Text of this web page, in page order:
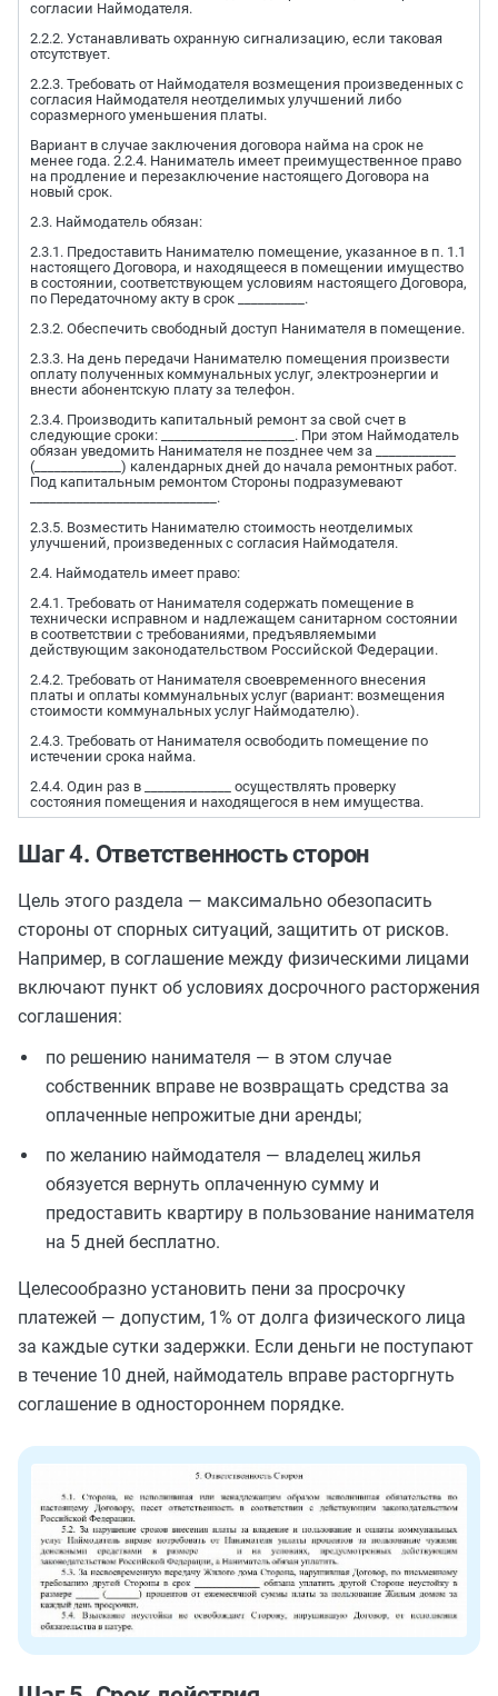
согласии Наймодателя.
2.2.2. Устанавливать охранную сигнализацию, если таковая
отсутствует.
2.2.3. Требовать от Наймодателя возмещения произведенных с
согласия Наймодателя неотделимых улучшений либо
соразмерного уменьшения платы.
Вариант в случае заключения договора найма на срок не
менее года. 2.2.4. Наниматель имеет преимущественное право
на продление и перезаключение настоящего Договора на
новый срок.
2.3. Наймодатель обязан:
2.3.1. Предоставить Нанимателю помещение, указанное в п. 1.1
настоящего Договора, и находящееся в помещении имущество
в состоянии, соответствующем условиям настоящего Договора,
по Передаточному акту в срок __________.
2.3.2. Обеспечить свободный доступ Нанимателя в помещение.
2.3.3. На день передачи Нанимателю помещения произвести
оплату полученных коммунальных услуг, электроэнергии и
внести абонентскую плату за телефон.
2.3.4. Производить капитальный ремонт за свой счет в
следующие сроки: ____________________. При этом Наймодатель
обязан уведомить Нанимателя не позднее чем за ____________
(_____________) календарных дней до начала ремонтных работ.
Под капитальным ремонтом Стороны подразумевают
____________________________.
2.3.5. Возместить Нанимателю стоимость неотделимых
улучшений, произведенных с согласия Наймодателя.
2.4. Наймодатель имеет право:
2.4.1. Требовать от Нанимателя содержать помещение в
технически исправном и надлежащем санитарном состоянии
в соответствии с требованиями, предъявляемыми
действующим законодательством Российской Федерации.
2.4.2. Требовать от Нанимателя своевременного внесения
платы и оплаты коммунальных услуг (вариант: возмещения
стоимости коммунальных услуг Наймодателю).
2.4.3. Требовать от Нанимателя освободить помещение по
истечении срока найма.
2.4.4. Один раз в _____________ осуществлять проверку
состояния помещения и находящегося в нем имущества.
Шаг 4. Ответственность сторон
Цель этого раздела — максимально обезопасить
стороны от спорных ситуаций, защитить от рисков.
Например, в соглашение между физическими лицами
включают пункт об условиях досрочного расторжения
соглашения:
по решению нанимателя — в этом случае
собственник вправе не возвращать средства за
оплаченные непрожитые дни аренды;
по желанию наймодателя — владелец жилья
обязуется вернуть оплаченную сумму и
предоставить квартиру в пользование нанимателя
на 5 дней бесплатно.
Целесообразно установить пени за просрочку
платежей — допустим, 1% от долга физического лица
за каждые сутки задержки. Если деньги не поступают
в течение 10 дней, наймодатель вправе расторгнуть
соглашение в одностороннем порядке.